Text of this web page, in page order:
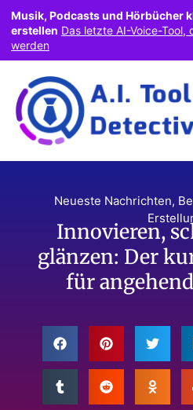
Neueste Nachrichten,
Innovieren,
glänzen: Der
für
Musik, Podcasts und Hörbücher
erstellen Das letzte AI-Voice-Tool,
werden